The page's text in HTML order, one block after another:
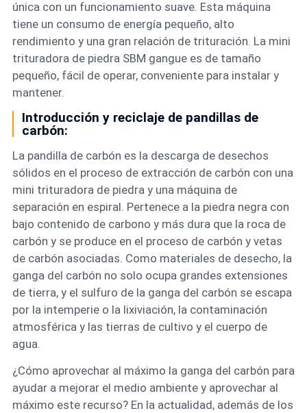
única con un funcionamiento suave. Esta máquina
tiene un consumo de energía pequeño, alto
rendimiento y una gran relación de trituración. La mini
trituradora de piedra SBM gangue es de tamaño
pequeño, fácil de operar, conveniente para instalar y
mantener.
Introducción y reciclaje de pandillas de
carbón:
La pandilla de carbón es la descarga de desechos
sólidos en el proceso de extracción de carbón con una
mini trituradora de piedra y una máquina de
separación en espiral. Pertenece a la piedra negra con
bajo contenido de carbono y más dura que la roca de
carbón y se produce en el proceso de carbón y vetas
de carbón asociadas. Como materiales de desecho, la
ganga del carbón no solo ocupa grandes extensiones
de tierra, y el sulfuro de la ganga del carbón se escapa
por la intemperie o la lixiviación, la contaminación
atmosférica y las tierras de cultivo y el cuerpo de
agua.
¿Cómo aprovechar al máximo la ganga del carbón para
ayudar a mejorar el medio ambiente y aprovechar al
máximo este recurso? En la actualidad, además de los